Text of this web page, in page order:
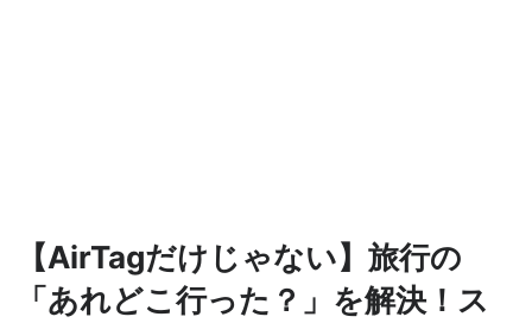
【AirTagだけじゃない】旅行の
「あれどこ行った？」を解決！ス